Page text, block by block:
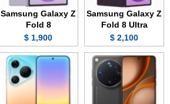
Samsung Galaxy Z
Fold 8 Ultra
2,100 $
Samsung Galaxy Z
Fold 8
1,900 $